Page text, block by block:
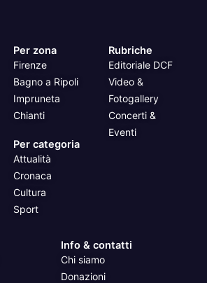
Per zona
Firenze
Bagno a Ripoli
Impruneta
Chianti
Per categoria
Attualità
Cronaca
Cultura
Sport
Rubriche
Editoriale DCF
Video &
Fotogallery
Concerti &
Eventi
Info & contatti
Chi siamo
Donazioni